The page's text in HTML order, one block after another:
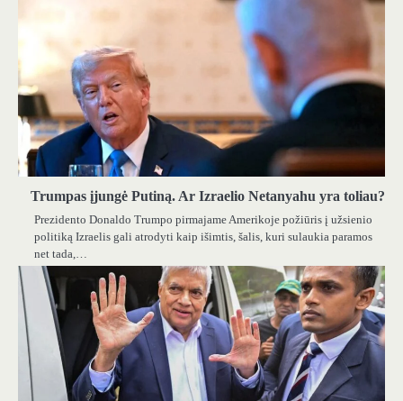
Trumpas įjungė Putiną. Ar Izraelio Netanyahu yra toliau?
Prezidento Donaldo Trumpo pirmajame Amerikoje požiūris į užsienio
politiką Izraelis gali atrodyti kaip išimtis, šalis, kuri sulaukia paramos
net tada,…